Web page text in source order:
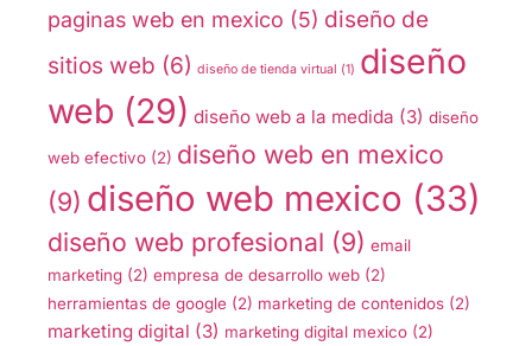
paginas web en mexico (5) diseño de
sitios web (6) diseño de tienda virtual (1) diseño
web (29) diseño web a la medida (3) diseño
web efectivo (2) diseño web en mexico
(9) diseño web mexico (33)
diseño web profesional (9) email
marketing (2) empresa de desarrollo web (2)
herramientas de google (2) marketing de contenidos (2)
marketing digital (3) marketing digital mexico (2)